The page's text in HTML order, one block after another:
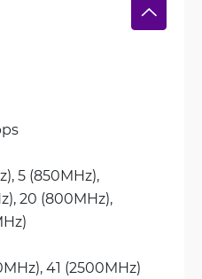
5 (850MHz),
20 (800MHz),
41 (2500MHz)